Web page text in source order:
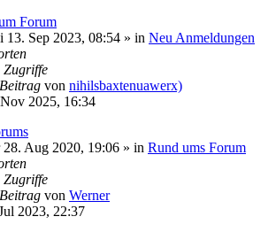
Forum
13. Sep 2023, 08:54 » in Neu Anmeldungen
Zugriffe
von nihilsbaxtenuawerx)
2025, 16:34
28. Aug 2020, 19:06 » in Rund ums Forum
Zugriffe
von Werner
2023, 22:37